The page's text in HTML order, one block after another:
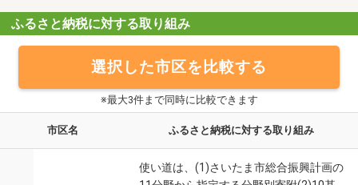
ふるさと納税に対する取り組み
選択した市区を比較する
※最大3件まで同時に比較できます
市区名 ふるさと納税に対する取り組み
使い道は、(1)さいたま市総合振興計画の